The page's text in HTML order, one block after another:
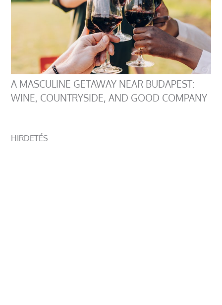
A MASCULINE GETAWAY NEAR BUDAPEST:
WINE, COUNTRYSIDE, AND GOOD COMPANY
HIRDETÉS